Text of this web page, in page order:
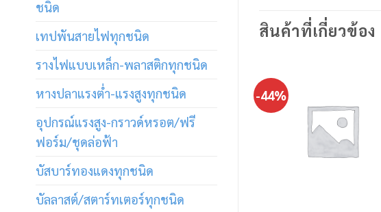
ชนิด
เทปพันสายไฟทุกชนิด
รางไฟแบบเหล็ก-พลาสติกทุกชนิด
หางปลาแรงต่ำ-แรงสูงทุกชนิด
อุปกรณ์แรงสูง-กราวด์หรอต/ฟรี
ฟอร์ม/ชุดล่อฟ้า
บัสบาร์ทองแดงทุกชนิด
บัลลาสต์/สตาร์ทเตอร์ทุกชนิด
สินค้าที่เกี่ยวข้อง
-44%